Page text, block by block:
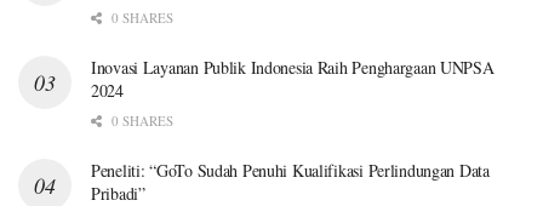
0 SHARES
Inovasi Layanan Publik Indonesia Raih Penghargaan UNPSA
2024
0 SHARES
Peneliti: “GoTo Sudah Penuhi Kualifikasi Perlindungan Data
Pribadi”